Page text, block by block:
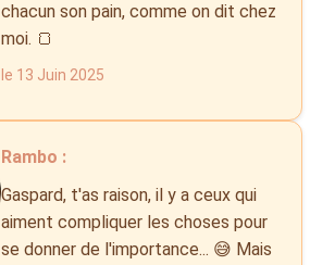
chacun son pain, comme on dit chez
moi. 🍞
le 13 Juin 2025
Rambo :
Gaspard, t'as raison, il y a ceux qui
aiment compliquer les choses pour
se donner de l'importance... 😅 Mais